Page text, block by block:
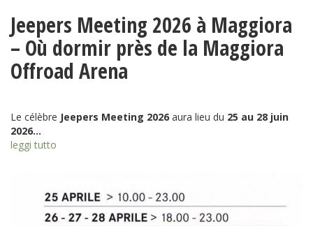
Jeepers Meeting 2026 à Maggiora
– Où dormir près de la Maggiora
Offroad Arena
Le célèbre Jeepers Meeting 2026 aura lieu du 25 au 28 juin
2026...
leggi tutto